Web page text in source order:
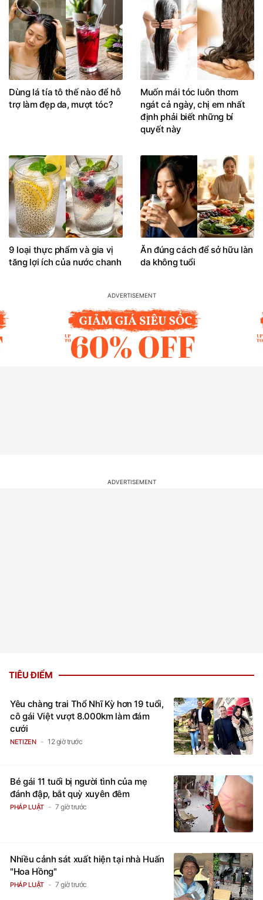
Dùng lá tía tô thế nào để hỗ
trợ làm đẹp da, mượt tóc?
Muốn mái tóc luôn thơm
ngát cả ngày, chị em nhất
định phải biết những bí
quyết này
9 loại thực phẩm và gia vị
tăng lợi ích của nước chanh
Ăn đúng cách để sở hữu làn
da không tuổi
TIÊU ĐIỂM
Yêu chàng trai Thổ Nhĩ Kỳ hơn 19 tuổi,
cô gái Việt vượt 8.000km làm đám
cưới
NETIZEN 12 giờ trước
Bé gái 11 tuổi bị người tình của mẹ
đánh đập, bắt quỳ xuyên đêm
PHÁP LUẬT 7 giờ trước
Nhiều cảnh sát xuất hiện tại nhà Huấn
"Hoa Hồng"
PHÁP LUẬT 7 giờ trước